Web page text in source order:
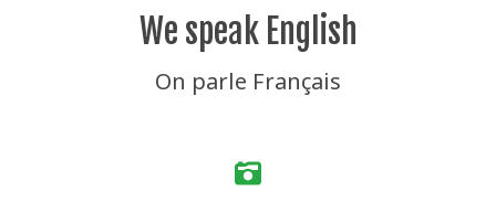
We speak English
On parle Français